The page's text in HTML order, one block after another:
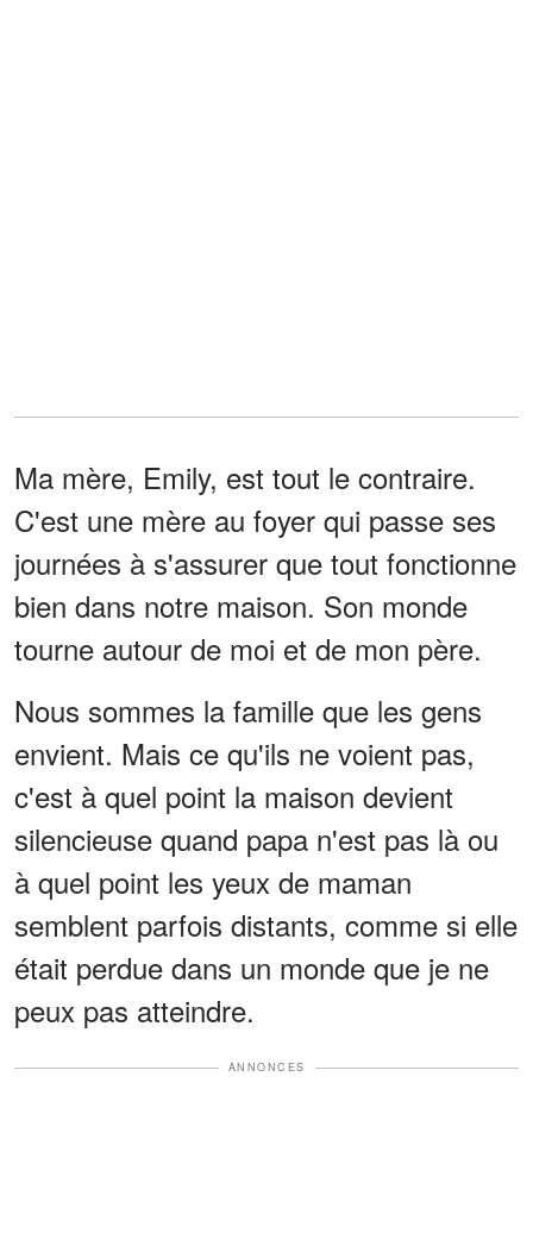
Ma mère, Emily, est tout le contraire.
C'est une mère au foyer qui passe ses
journées à s'assurer que tout fonctionne
bien dans notre maison. Son monde
tourne autour de moi et de mon père.
Nous sommes la famille que les gens
envient. Mais ce qu'ils ne voient pas,
c'est à quel point la maison devient
silencieuse quand papa n'est pas là ou
à quel point les yeux de maman
semblent parfois distants, comme si elle
était perdue dans un monde que je ne
peux pas atteindre.
ANNONCES